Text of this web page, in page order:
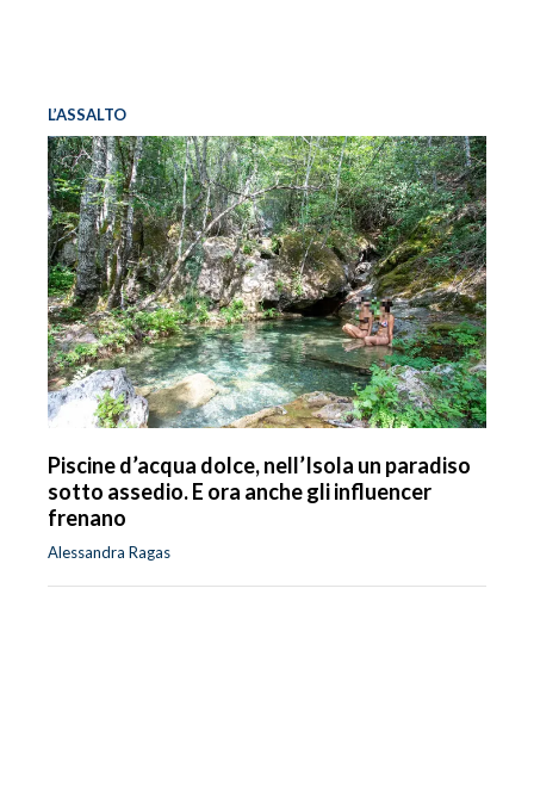
L’ASSALTO
Piscine d’acqua dolce, nell’Isola un paradiso
sotto assedio. E ora anche gli influencer
frenano
Alessandra Ragas